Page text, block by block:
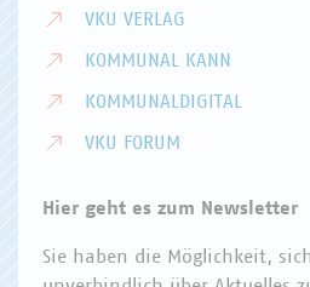
VKU VERLAG
KOMMUNAL KANN
KOMMUNALDIGITAL
VKU FORUM
Hier geht es zum Newsletter
Sie haben die Möglichkeit,